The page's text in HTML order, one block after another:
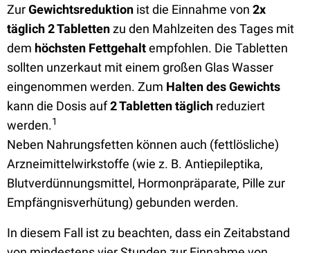
ZurGewichtsreduktion ist die Einnahme von 2x
täglich 2 Tablettenzu den Mahlzeiten des Tages mit
dem höchsten Fettgehaltempfohlen. Die Tabletten
sollten unzerkaut mit einem großen Glas Wasser
eingenommen werden. Zum Halten des Gewichts
kann die Dosis auf2 Tabletten täglich reduziert
werden.1
Neben Nahrungsfetten können auch (fettlösliche)
Arzneimittelwirkstoffe (wie z. B. Antiepileptika,
Blutverdünnungsmittel, Hormonpräparate, Pille zur
Empfängnisverhütung) gebunden werden.
In diesem Fall ist zu beachten, dass ein Zeitabstand